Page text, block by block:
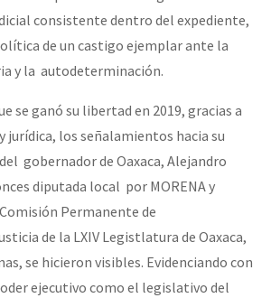
consistente dentro del expediente,
de un castigo ejemplar ante la
y la autodeterminación.
se ganó su libertad en 2019, gracias a
jurídica, los señalamientos hacia su
gobernador de Oaxaca, Alejandro
diputada local por MORENA y
Permanente de
de la LXIV Legistlatura de Oaxaca,
se hicieron visibles. Evidenciando con
ejecutivo como el legislativo del